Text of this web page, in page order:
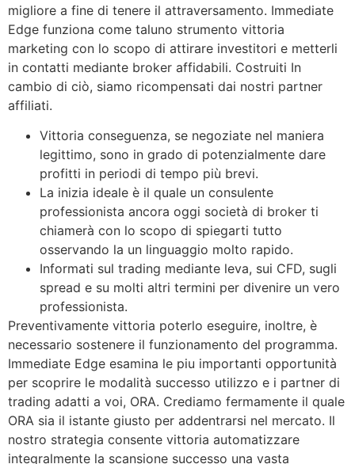
migliore a fine di tenere il attraversamento. Immediate
Edge funziona come taluno strumento vittoria
marketing con lo scopo di attirare investitori e metterli
in contatti mediante broker affidabili. Costruiti In
cambio di ciò, siamo ricompensati dai nostri partner
affiliati.
Vittoria conseguenza, se negoziate nel maniera
legittimo, sono in grado di potenzialmente dare
profitti in periodi di tempo più brevi.
La inizia ideale è il quale un consulente
professionista ancora oggi società di broker ti
chiamerà con lo scopo di spiegarti tutto
osservando la un linguaggio molto rapido.
Informati sul trading mediante leva, sui CFD, sugli
spread e su molti altri termini per divenire un vero
professionista.
Preventivamente vittoria poterlo eseguire, inoltre, è
necessario sostenere il funzionamento del programma.
Immediate Edge esamina le piu importanti opportunità
per scoprire le modalità successo utilizzo e i partner di
trading adatti a voi, ORA. Crediamo fermamente il quale
ORA sia il istante giusto per addentrarsi nel mercato. Il
nostro strategia consente vittoria automatizzare
integralmente la scansione successo una vasta